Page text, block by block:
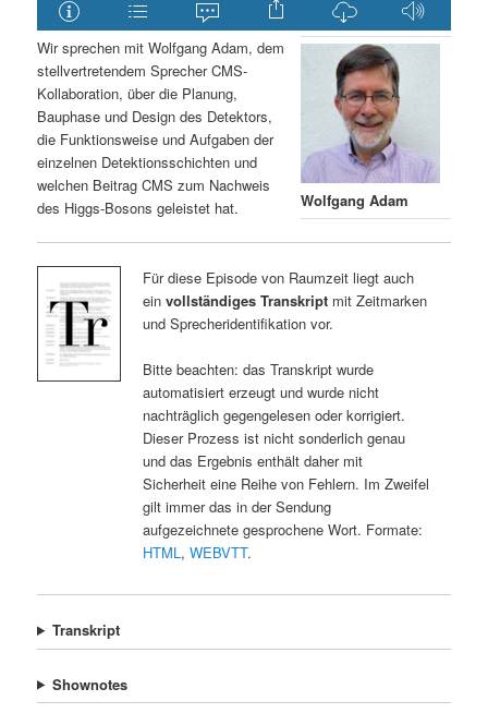
g
e
n
i
n
g
e
Wolfgang Adam
Wir sprechen mit Wolfgang Adam, dem
stellvertretendem Sprecher CMS-
Kollaboration, über die Planung,
Bauphase und Design des Detektors,
die Funktionsweise und Aufgaben der
einzelnen Detektionsschichten und
welchen Beitrag CMS zum Nachweis
des Higgs-Bosons geleistet hat.
Für diese Episode von Raumzeit liegt auch
ein vollständiges Transkriptmit Zeitmarken
und Sprecheridentifikation vor.
Bitte beachten: das Transkript wurde
automatisiert erzeugt und wurde nicht
nachträglich gegengelesen oder korrigiert.
Dieser Prozess ist nicht sonderlich genau
und das Ergebnis enthält daher mit
Sicherheit eine Reihe von Fehlern. Im Zweifel
gilt immer das in der Sendung
aufgezeichnete gesprochene Wort. Formate:
HTML, WEBVTT.
Transkript
Shownotes